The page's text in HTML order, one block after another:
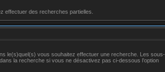
effectuer des recherches partielles.
le(s)quel(s) vous souhaitez effectuer une recherche. Les sous-
la recherche si vous ne désactivez pas ci-dessous l’option